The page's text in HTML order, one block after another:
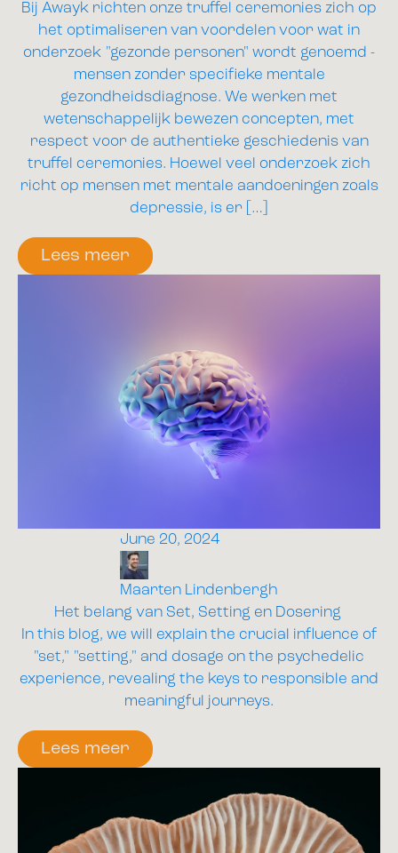
Bij Awayk richten onze truffel ceremonies zich op
het optimaliseren van voordelen voor wat in
onderzoek "gezonde personen" wordt genoemd -
mensen zonder specifieke mentale
gezondheidsdiagnose. We werken met
wetenschappelijk bewezen concepten, met
respect voor de authentieke geschiedenis van
truffel ceremonies. Hoewel veel onderzoek zich
richt op mensen met mentale aandoeningen zoals
depressie, is er […]
Lees meer
June 20, 2024
Maarten Lindenbergh
Het belang van Set, Setting en Dosering
In this blog, we will explain the crucial influence of
"set," "setting," and dosage on the psychedelic
experience, revealing the keys to responsible and
meaningful journeys.
Lees meer